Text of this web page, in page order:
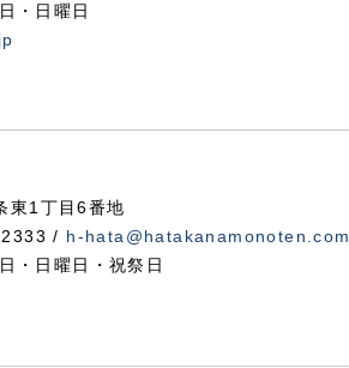
・日曜日
1丁目6番地
/ h-hata@hatakanamonoten.com
・日曜日・祝祭日